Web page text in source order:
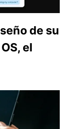
de su
el